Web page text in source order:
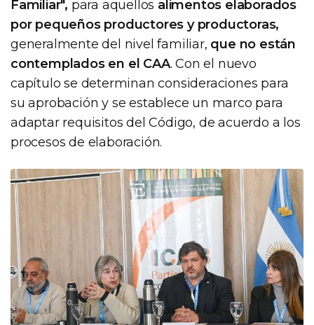
Familiar", para aquellos alimentos elaborados
por pequeños productores y productoras,
generalmente del nivel familiar, que no están
contemplados en el CAA. Con el nuevo
capítulo se determinan consideraciones para
su aprobación y se establece un marco para
adaptar requisitos del Código, de acuerdo a los
procesos de elaboración.